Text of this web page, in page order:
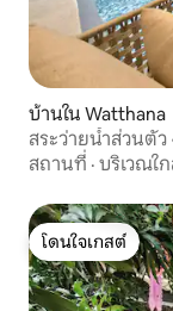
บ้านใน Watthana
สระว่ายน้ำส่วนตัว
เอส_7-11
สถานที่ · บริเวณใ
โดนใจเกสต์
โดนใจเกสต์